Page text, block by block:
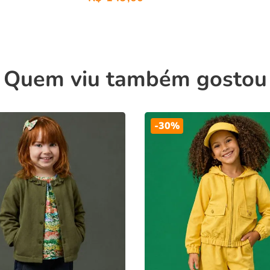
Quem viu também gostou
-30%